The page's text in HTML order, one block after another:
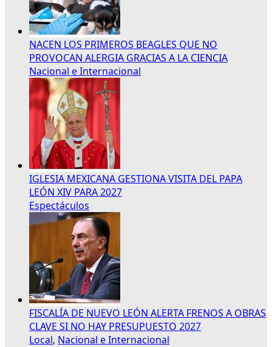
NACEN LOS PRIMEROS BEAGLES QUE NO
PROVOCAN ALERGIA GRACIAS A LA CIENCIA
Nacional e Internacional
IGLESIA MEXICANA GESTIONA VISITA DEL PAPA
LEÓN XIV PARA 2027
Espectáculos
FISCALÍA DE NUEVO LEÓN ALERTA FRENOS A OBRAS
CLAVE SI NO HAY PRESUPUESTO 2027
Local, Nacional e Internacional